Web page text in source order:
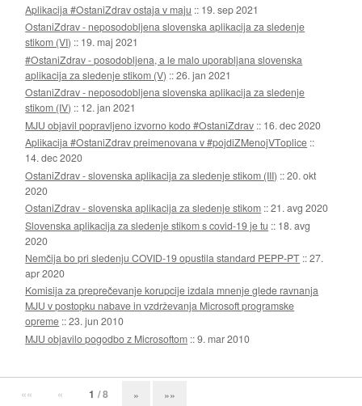
Aplikacija #OstaniZdrav ostaja v maju :: 19. sep 2021
OstaniZdrav - neposodobljena slovenska aplikacija za sledenje
stikom (VI) :: 19. maj 2021
#OstaniZdrav - posodobljena, a le malo uporabljana slovenska
aplikacija za sledenje stikom (V) ::26. jan 2021
OstaniZdrav - neposodobljena slovenska aplikacija za sledenje
stikom (IV) :: 12. jan 2021
MJU objavil popravljeno izvorno kodo #OstaniZdrav :: 16. dec 2020
Aplikacija #OstaniZdrav preimenovana v #pojdiZMenojVToplice ::
14. dec 2020
OstaniZdrav - slovenska aplikacija za sledenje stikom (III) ::20. okt
2020
OstaniZdrav - slovenska aplikacija za sledenje stikom ::21. avg 2020
Slovenska aplikacija za sledenje stikom s covid-19 je tu :: 18. avg
2020
Nemčija bo pri sledenju COVID-19 opustila standard PEPP-PT ::27.
apr 2020
Komisija za preprečevanje korupcije izdala mnenje glede ravnanja
MJU v postopku nabave in vzdrževanja Microsoft programske
opreme ::23. jun 2010
MJU objavilo pogodbo z Microsoftom ::9. mar 2010
«« « 1 / 8 » »»